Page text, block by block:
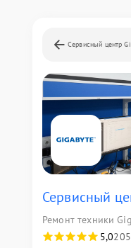
Сервисный центр
Сервисный
Ремонт техники
5,0